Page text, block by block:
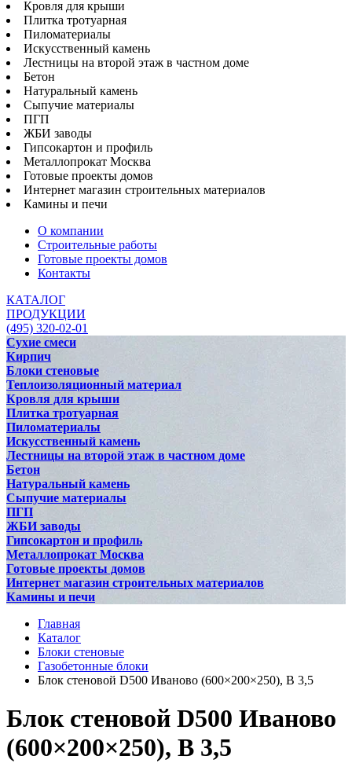
Кровля для крыши
Плитка тротуарная
Пиломатериалы
Искусственный камень
Лестницы на второй этаж в частном доме
Бетон
Натуральный камень
Сыпучие материалы
ПГП
ЖБИ заводы
Гипсокартон и профиль
Металлопрокат Москва
Готовые проекты домов
Интернет магазин строительных материалов
Камины и печи
О компании
Строительные работы
Готовые проекты домов
Контакты
КАТАЛОГ
ПРОДУКЦИИ
(495) 320-02-01
Сухие смеси
Кирпич
Блоки стеновые
Теплоизоляционный материал
Кровля для крыши
Плитка тротуарная
Пиломатериалы
Искусственный камень
Лестницы на второй этаж в частном доме
Бетон
Натуральный камень
Сыпучие материалы
ПГП
ЖБИ заводы
Гипсокартон и профиль
Металлопрокат Москва
Готовые проекты домов
Интернет магазин строительных материалов
Камины и печи
Главная
Каталог
Блоки стеновые
Газобетонные блоки
Блок стеновой D500 Иваново (600×200×250), В 3,5
Блок стеновой D500 Иваново
(600×200×250), В 3,5